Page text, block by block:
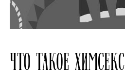
ЧТО ТАКОЕ ХИМСЕКС